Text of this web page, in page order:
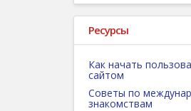
Ресурсы
Как начать
сайтом
Советы по
знакомствам